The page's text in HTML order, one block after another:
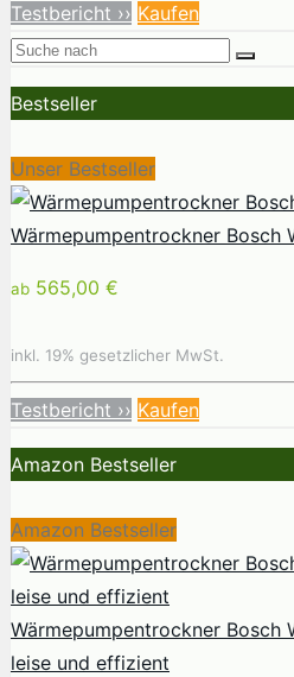
Testbericht ›› Kaufen
Bestseller
Unser Bestseller
Wärmepumpentrockner Bosch
ab 565,00 €
inkl. 19% gesetzlicher MwSt.
Testbericht ›› Kaufen
Amazon Bestseller
Amazon Bestseller
Wärmepumpentrockner Bosch
leise und effizient